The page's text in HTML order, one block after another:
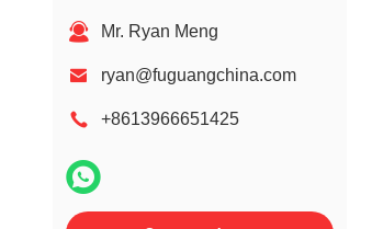
Mr. Ryan Meng
ryan@fuguangchina.com
+8613966651425